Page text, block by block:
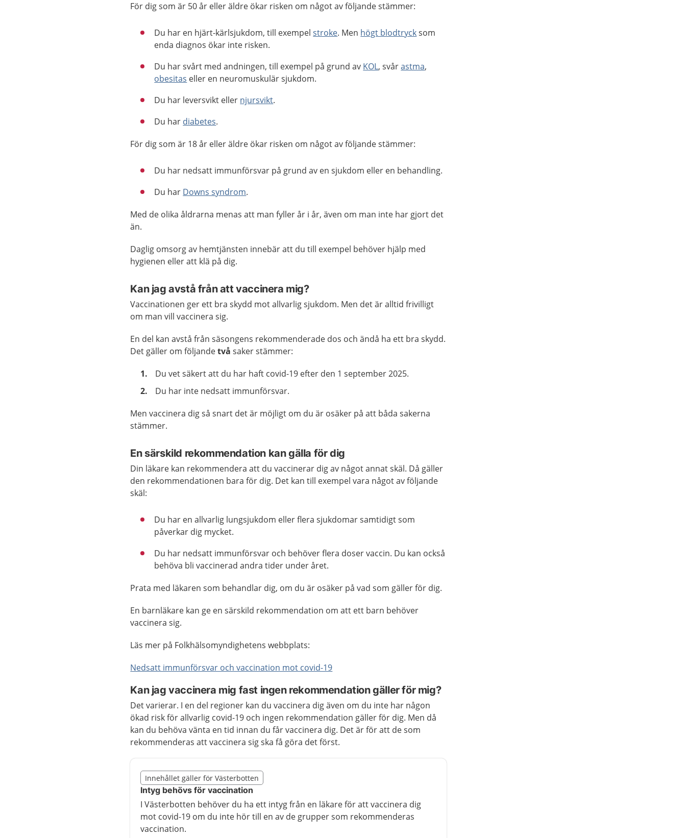
För dig som är 50 år eller äldre ökar risken om något av följande stämmer:
Du har en hjärt-kärlsjukdom, till exempelstroke. Men högt blodtrycksom
enda diagnos ökar inte risken.
Du har svårt med andningen, till exempel på grund av KOL, svårastma,
obesitas eller en neuromuskulär sjukdom.
Du har leversvikt eller njursvikt.
Du har diabetes.
För dig som är 18 år eller äldre ökar risken om något av följande stämmer:
Du har nedsatt immunförsvar på grund av en sjukdom eller en behandling.
Du har Downs syndrom.
Med de olika åldrarna menas att man fyller år i år, även om man inte har gjort det
än.
Daglig omsorg av hemtjänsten innebär att du till exempel behöver hjälp med
hygienen eller att klä på dig.
Kan jag avstå från att vaccinera mig?
Vaccinationen ger ett bra skydd mot allvarlig sjukdom. Men det är alltid frivilligt
om man vill vaccinera sig.
En del kan avstå från säsongens rekommenderade dos och ändå ha ett bra skydd.
Det gäller om följandetvå saker stämmer:
Du vet säkert att du har haft covid-19 efter den 1 september 2025.
Du har inte nedsatt immunförsvar.
Men vaccinera dig så snart det är möjligt om du är osäker på att båda sakerna
stämmer.
En särskild rekommendation kan gälla för dig
Din läkare kan rekommendera att du vaccinerar dig av något annat skäl. Då gäller
den rekommendationen bara för dig. Det kan till exempel vara något av följande
skäl:
Du har en allvarlig lungsjukdom eller flera sjukdomar samtidigt som
påverkar dig mycket.
Du har nedsatt immunförsvar och behöver flera doser vaccin. Du kan också
behöva bli vaccinerad andra tider under året.
Prata med läkaren som behandlar dig, om du är osäker på vad som gäller för dig.
En barnläkare kan ge en särskild rekommendation om att ett barn behöver
vaccinera sig.
Läs mer på Folkhälsomyndighetens webbplats:
Nedsatt immunförsvar och vaccination mot covid-19
Kan jag vaccinera mig fast ingen rekommendation gäller för mig?
Det varierar. I en del regioner kan du vaccinera dig även om du inte har någon
ökad risk för allvarlig covid-19 och ingen rekommendation gäller för dig. Men då
kan du behöva vänta en tid innan du får vaccinera dig. Det är för att de som
rekommenderas att vaccinera sig ska få göra det först.
Nedan innehåll gäller region Västerbotten
Innehållet gäller för Västerbotten
Intyg behövs för vaccination
I Västerbotten behöver du ha ett intyg från en läkare för att vaccinera dig
mot covid-19 om du inte hör till en av de grupper som rekommenderas
vaccination.
Slut på det regionala tillägget från region Västerbotten